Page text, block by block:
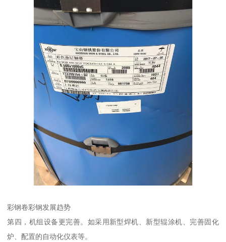
彩钢卷彩钢发展趋势
第四，机组设备更完善。如采用新型焊机、新型辊涂机、完善固化
炉、配置的自动化仪表等。